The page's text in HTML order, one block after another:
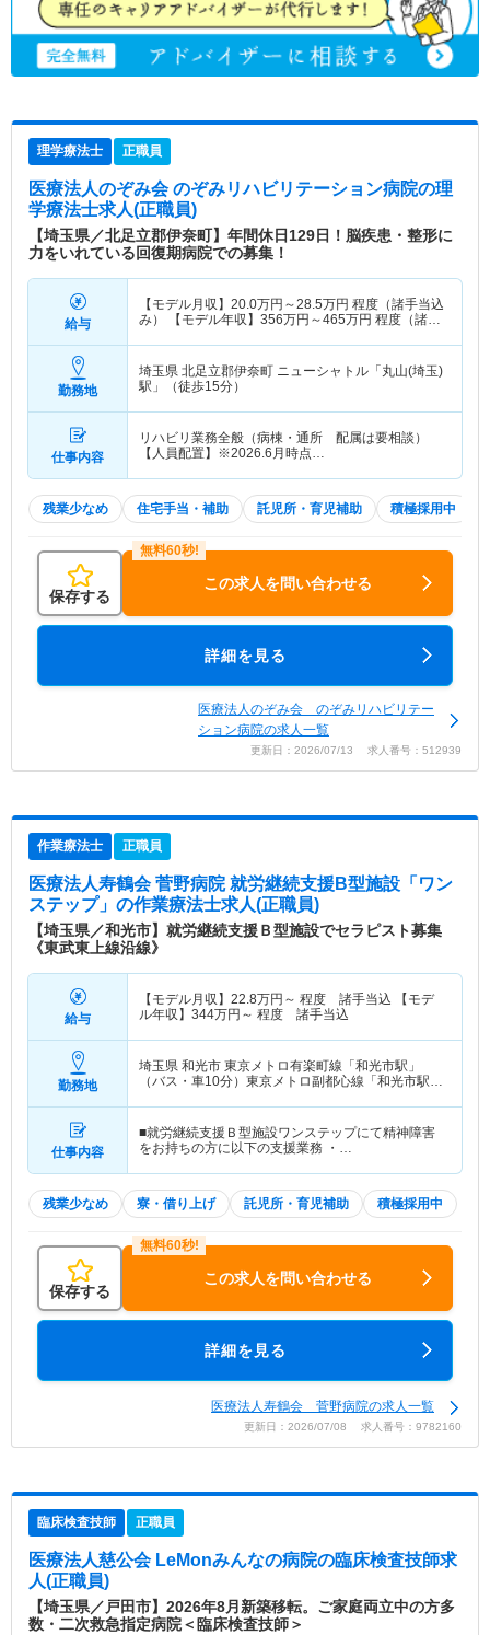
理学療法士 正職員
医療法人のぞみ会 のぞみリハビリテーション病院の理
学療法士求人(正職員)
【埼玉県／北足立郡伊奈町】年間休日129日！脳疾患・整形に
力をいれている回復期病院での募集！
給与
【モデル月収】 20.0万円～28.5万円 程度（諸手当込
み） 【モデル年収】 356万円～465万円 程度（諸手
勤務地
埼玉県 北足立郡伊奈町 ニューシャトル「丸山(埼玉)
駅」（徒歩15分）
仕事内容
リハビリ業務全般（病棟・通所 配属は要相談）
【人員配置】※2026.6月時点…
残業少なめ 住宅手当・補助 託児所・育児補助 積極採用中
保存する
この求人を問い合わせる
詳細を見る
医療法人のぞみ会 のぞみリハビリテー
ション病院の求人一覧
更新日：2026/07/13 求人番号：512939
作業療法士 正職員
医療法人寿鶴会 菅野病院 就労継続支援B型施設「ワン
ステップ」 の作業療法士求人(正職員)
【埼玉県／和光市】就労継続支援Ｂ型施設でセラピスト募集
《東武東上線沿線》
給与
【モデル月収】 22.8万円～ 程度 諸手当込 【モデ
ル年収】 344万円～ 程度 諸手当込
勤務地
埼玉県 和光市 東京メトロ有楽町線「和光市駅」
（バス・車10分）東京メトロ副都心線「和光市駅」
仕事内容
■就労継続支援Ｂ型施設ワンステップにて精神障害
をお持ちの方に以下の支援業務 ・…
残業少なめ 寮・借り上げ 託児所・育児補助 積極採用中
保存する
この求人を問い合わせる
詳細を見る
医療法人寿鶴会 菅野病院の求人一覧
更新日：2026/07/08 求人番号：9782160
臨床検査技師 正職員
医療法人慈公会 LeMonみんなの病院の臨床検査技師求
人(正職員)
【埼玉県／戸田市】2026年8月新築移転。ご家庭両立中の方多
数・二次救急指定病院＜臨床検査技師＞